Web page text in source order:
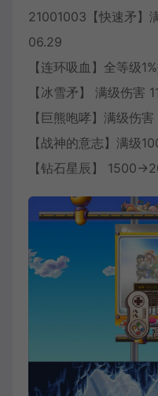
21001003【快速矛】
06.29
【连环吸血】全等级
【冰雪矛】 满级伤害
【巨熊咆哮】满级伤
【战神的意志】满级
【钻石星辰】